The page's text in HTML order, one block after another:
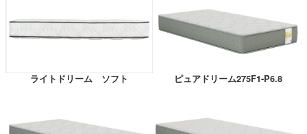
ライトドリーム ソフト ピュアドリーム275F1-P6.8